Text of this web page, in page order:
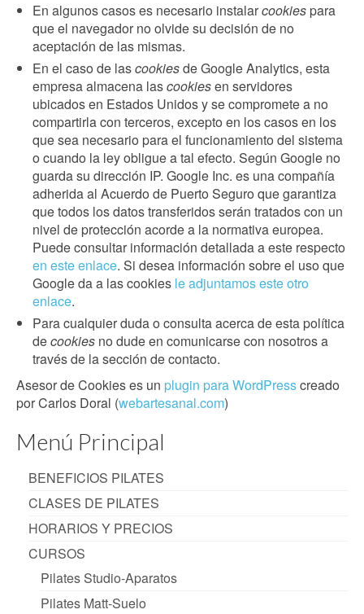
En algunos casos es necesario instalarcookies para
que el navegador no olvide su decisión de no
aceptación de las mismas.
En el caso de lascookiesde Google Analytics, esta
empresa almacena lascookiesen servidores
ubicados en Estados Unidos y se compromete a no
compartirla con terceros, excepto en los casos en los
que sea necesario para el funcionamiento del sistema
o cuando la ley obligue a tal efecto. Según Google no
guarda su dirección IP. Google Inc. es una compañía
adherida al Acuerdo de Puerto Seguro que garantiza
que todos los datos transferidos serán tratados con un
nivel de protección acorde a la normativa europea.
Puede consultar información detallada a este respecto
en este enlace. Si desea información sobre el uso que
Google da a las cookies le adjuntamos este otro
enlace.
Para cualquier duda o consulta acerca de esta política
decookies no dude en comunicarse con nosotros a
través de la sección de contacto.
Asesor de Cookies es un plugin para WordPresscreado
por Carlos Doral (webartesanal.com)
Menú Principal
BENEFICIOS PILATES
CLASES DE PILATES
HORARIOS Y PRECIOS
CURSOS
Pilates Studio-Aparatos
Pilates Matt-Suelo